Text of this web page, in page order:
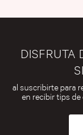
DISFRUTA
al suscribirte para
en recibir tips de